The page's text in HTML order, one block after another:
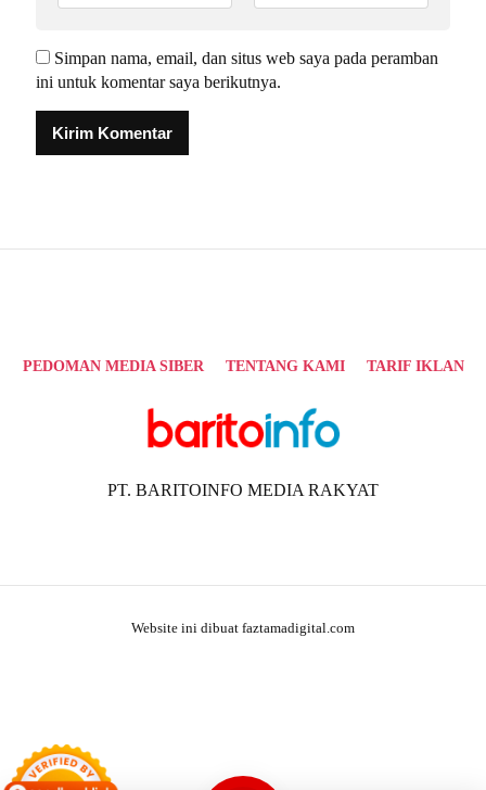
Simpan nama, email, dan situs web saya pada peramban
ini untuk komentar saya berikutnya.
PEDOMAN MEDIA SIBER TENTANG KAMI TARIF IKLAN
PT. BARITOINFO MEDIA RAKYAT
Website ini dibuat faztamadigital.com